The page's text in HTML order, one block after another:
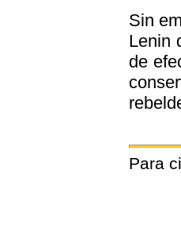
Sin
Lenin
de
Para